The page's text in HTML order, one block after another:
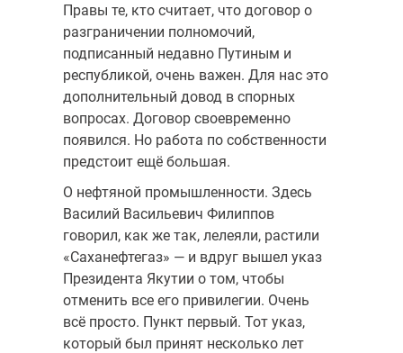
Правы те, кто считает, что договор о
разграничении полномо­чий,
подписанный недавно Путиным и
республикой, очень важен. Для нас это
дополнительный довод в спорных
вопросах. Договор своевременно
появился. Но работа по собственности
предстоит ещё большая.
О нефтяной промышленности. Здесь
Василий Васильевич Филип­пов
говорил, как же так, лелеяли, растили
«Саханефтегаз» — и вдруг вы­шел указ
Президента Якутии о том, чтобы
отменить все его привилегии. Очень
всё просто. Пункт первый. Тот указ,
который был принят несколько лет